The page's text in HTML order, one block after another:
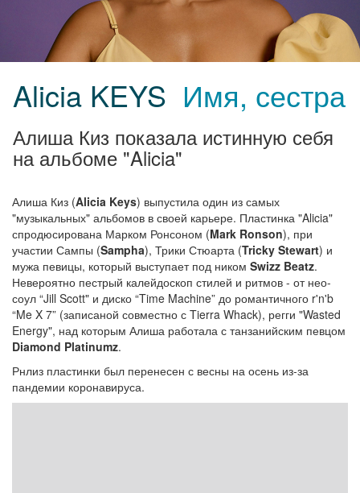
Alicia KEYS Имя, сестра
Алиша Киз показала истинную себя
на альбоме "Alicia"
Алиша Киз (Alicia Keys) выпустила один из самых
"музыкальных" альбомов в своей карьере. Пластинка "Alicia"
спродюсирована Марком Ронсоном (Mark Ronson), при
участии Сампы (Sampha), Трики Стюарта (Tricky Stewart) и
мужа певицы, который выступает под ником Swizz Beatz.
Невероятно пестрый калейдоскоп стилей и ритмов - от нео-
соул “Jill Scott" и диско “Time Machine” до романтичного r'n'b
“Me X 7” (записаной совместно с Tierra Whack), регги "Wasted
Energy", над которым Алиша работала с танзанийским певцом
Diamond Platinumz.
Рнлиз пластинки был перенесен с весны на осень из-за
пандемии коронавируса.